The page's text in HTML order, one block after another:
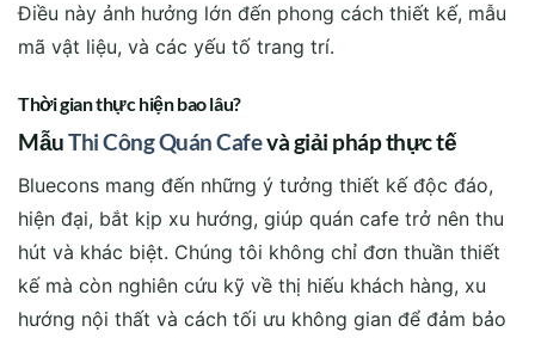
Điều này ảnh hưởng lớn đến phong cách thiết kế, mẫu
mã vật liệu, và các yếu tố trang trí.
Thời gian thực hiện bao lâu?
MẫuThi Công Quán Cafevà giải pháp thực tế
Bluecons mang đến những ý tưởng thiết kế độc đáo,
hiện đại, bắt kịp xu hướng, giúp quán cafe trở nên thu
hút và khác biệt. Chúng tôi không chỉ đơn thuần thiết
kế mà còn nghiên cứu kỹ về thị hiếu khách hàng, xu
hướng nội thất và cách tối ưu không gian để đảm bảo